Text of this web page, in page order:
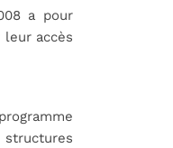
a pour
leur accès
structures